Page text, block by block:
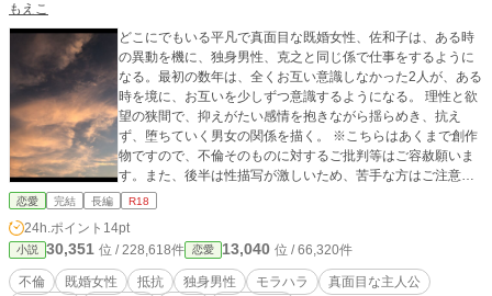
もえこ
どこにでもいる平凡で真面目な既婚女性、佐和子は、ある時
の異動を機に、独身男性、克之と同じ係で仕事をするように
なる。最初の数年は、全くお互い意識しなかった2人が、ある
時を境に、お互いを少しずつ意識するようになる。 理性と欲
望の狭間で、抑えがたい感情を抱きながら揺らめき、抗え
ず、堕ちていく男女の関係を描く。 ※こちらはあくまで創作
物ですので、不倫そのものに対するご批判等はご容赦願いま
す。また、後半は性描写が激しいため、苦手な方はご注意く
ださい。
恋愛 完結 長編 R18
24h.ポイント 14pt
小説 30,351 位 / 228,618件 恋愛 13,040 位 / 66,320件
不倫 既婚女性 抵抗 独身男性 モラハラ
真面目な主人公